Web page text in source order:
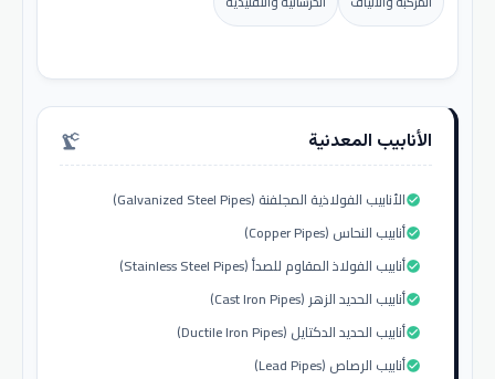
الأنابيب المعدنية precision_manufacturing
الأنابيب الفولاذية المجلفنة (Galvanized Steel Pipes)check_circle
أنابيب النحاس (Copper Pipes)check_circle
أنابيب الفولاذ المقاوم للصدأ (Stainless Steel Pipes)check_circle
أنابيب الحديد الزهر (Cast Iron Pipes)check_circle
أنابيب الحديد الدكتايل (Ductile Iron Pipes)check_circle
أنابيب الرصاص (Lead Pipes)check_circle